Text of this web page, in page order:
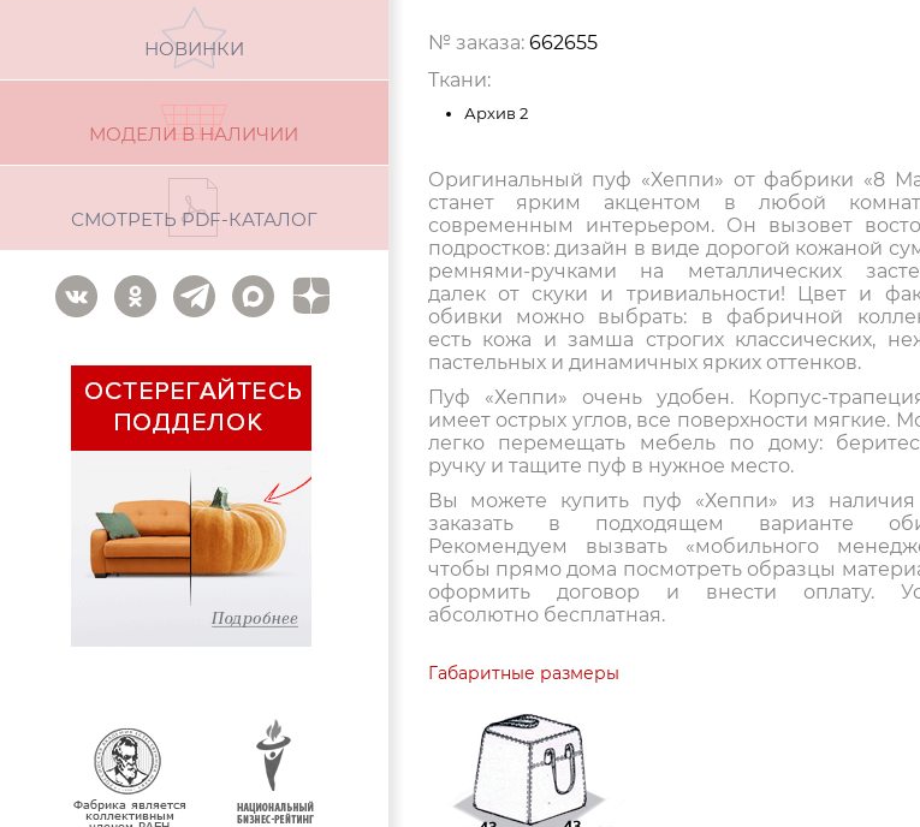
НОВИНКИ
МОДЕЛИ В НАЛИЧИИ
СМОТРЕТЬ PDF-КАТАЛОГ
№ заказа: 662655
Ткани:
Архив 2
Оригинальный пуф «Хеппи» от фабрики «8
станет ярким акцентом в любой
современным интерьером. Он вызовет
подростков: дизайн в виде дорогой кожаной
ремнями-ручками на металлических
далек от скуки и тривиальности! Цвет и
обивки можно выбрать: в фабричной
есть кожа и замша строгих классических,
пастельных и динамичных ярких оттенков.
Пуф «Хеппи» очень удобен. Корпус-
имеет острых углов, все поверхности мягкие.
легко перемещать мебель по дому:
ручку и тащите пуф в нужное место.
Вы можете купить пуф «Хеппи» из
заказать в подходящем варианте
Рекомендуем вызвать «мобильного
чтобы прямо дома посмотреть образцы
оформить договор и внести оплату.
абсолютно бесплатная.
Габаритные размеры